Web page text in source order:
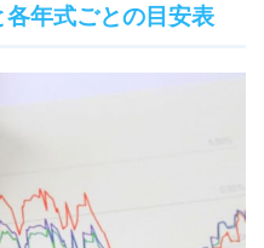
年式ごとの目安表